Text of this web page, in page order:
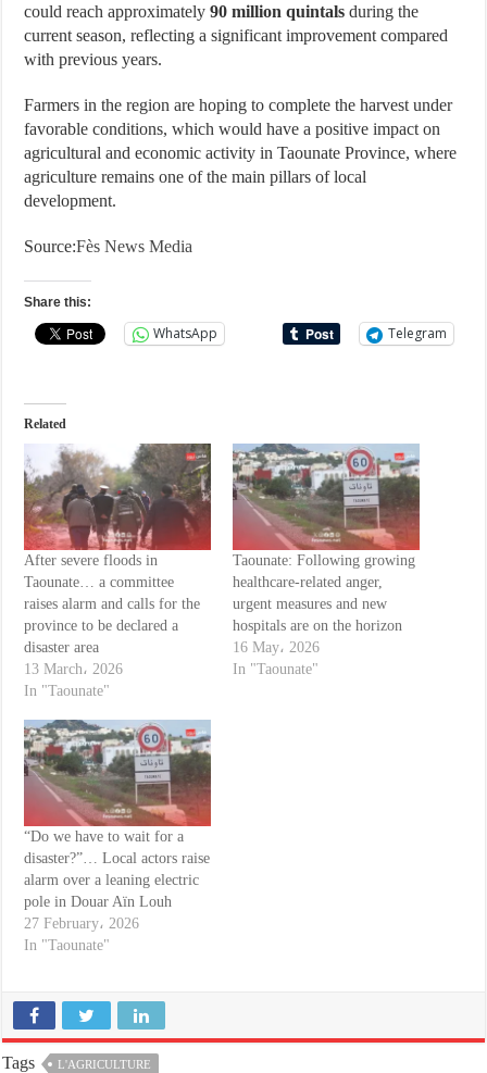
could reach approximately90 million quintals during the
current season, reflecting a significant improvement compared
with previous years.
Farmers in the region are hoping to complete the harvest under
favorable conditions, which would have a positive impact on
agricultural and economic activity in Taounate Province, where
agriculture remains one of the main pillars of local
development.
Source:Fès News Media
Share this:
WhatsApp Telegram
Related
After severe floods in
Taounate… a committee
raises alarm and calls for the
province to be declared a
disaster area
13 March، 2026
In "Taounate"
Taounate: Following growing
healthcare-related anger,
urgent measures and new
hospitals are on the horizon
16 May، 2026
In "Taounate"
“Do we have to wait for a
disaster?”… Local actors raise
alarm over a leaning electric
pole in Douar Aïn Louh
27 February، 2026
In "Taounate"
Tags L'AGRICULTURE